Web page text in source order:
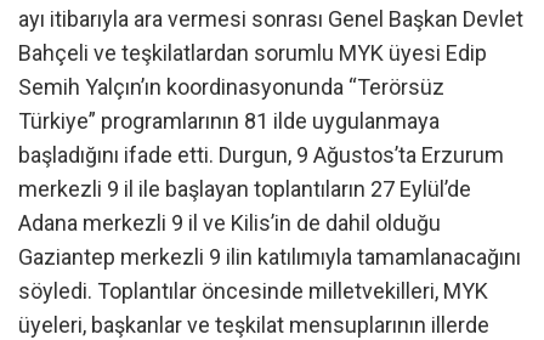
ayı itibarıyla ara vermesi sonrası Genel Başkan Devlet
Bahçeli ve teşkilatlardan sorumlu MYK üyesi Edip
Semih Yalçın’ın koordinasyonunda “Terörsüz
Türkiye” programlarının 81 ilde uygulanmaya
başladığını ifade etti. Durgun, 9 Ağustos’ta Erzurum
merkezli 9 il ile başlayan toplantıların 27 Eylül’de
Adana merkezli 9 il ve Kilis’in de dahil olduğu
Gaziantep merkezli 9 ilin katılımıyla tamamlanacağını
söyledi. Toplantılar öncesinde milletvekilleri, MYK
üyeleri, başkanlar ve teşkilat mensuplarının illerde